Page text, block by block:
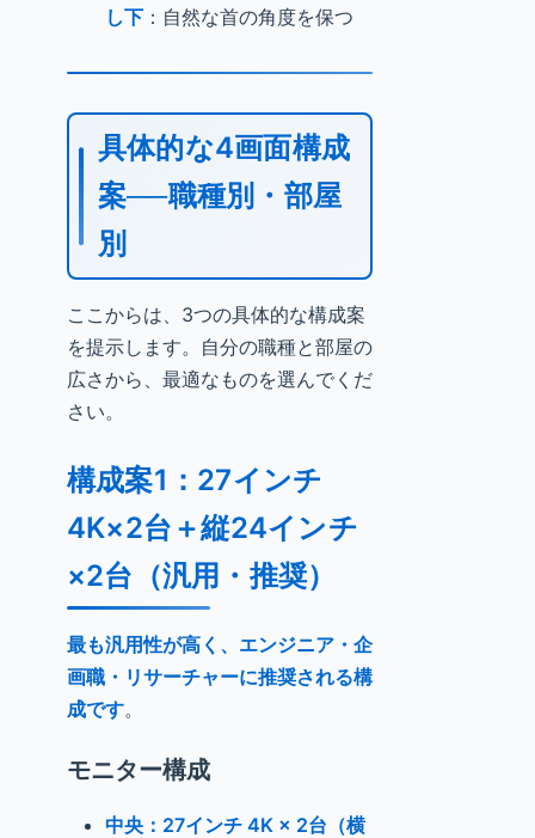
し下 ：自然な首の角度を保つ
具体的な4画面構成
案──職種別・部屋
別
ここからは、3つの具体的な構成案
を提示します。自分の職種と部屋の
広さから、最適なものを選んでくだ
さい。
構成案1：27インチ
4K×2台＋縦24インチ
×2台（汎用・推奨）
最も汎用性が高く、エンジニア・企
画職・リサーチャーに推奨される構
成です。
モニター構成
中央：27インチ 4K × 2台（横